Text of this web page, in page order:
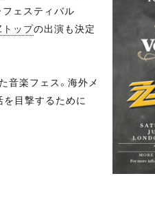
ェスティバル
ップの出演も決定
音楽フェス。海外メ
を目撃するために